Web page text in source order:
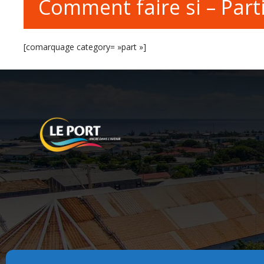
Comment faire si –
[comarquage category= »part »]